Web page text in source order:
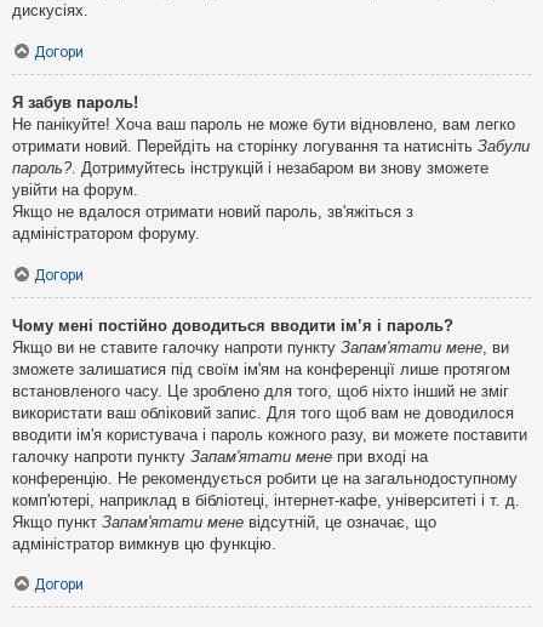
дискусіях.
Догори
Я забув пароль!
Не панікуйте! Хоча ваш пароль не може бути відновлено, вам легко
отримати новий. Перейдіть на сторінку логування та натисніть Забули
пароль?. Дотримуйтесь інструкцій і незабаром ви знову зможете
увійти на форум.
Якщо не вдалося отримати новий пароль, зв'яжіться з
адміністратором форуму.
Догори
Чому мені постійно доводиться вводити ім’я і пароль?
Якщо ви не ставите галочку напроти пункту Запам'ятати мене , ви
зможете залишатися під своїм ім'ям на конференції лише протягом
встановленого часу. Це зроблено для того, щоб ніхто інший не зміг
використати ваш обліковий запис. Для того щоб вам не доводилося
вводити ім'я користувача і пароль кожного разу, ви можете поставити
галочку напроти пункту Запам'ятати мене при вході на
конференцію. Не рекомендується робити це на загальнодоступному
комп'ютері, наприклад в бібліотеці, інтернет-кафе, університеті і т. д.
Якщо пункт Запам'ятати мене відсутній, це означає, що
адміністратор вимкнув цю функцію.
Догори